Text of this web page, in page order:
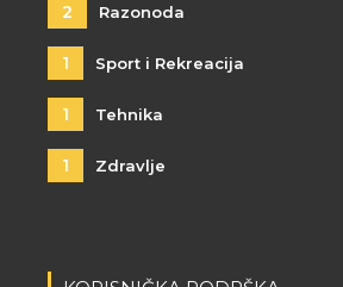
2 Razonoda
1 Sport i Rekreacija
1 Tehnika
1 Zdravlje